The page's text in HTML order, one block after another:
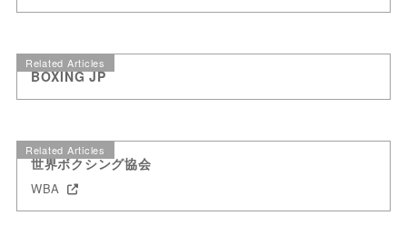
Related Articles
BOXING JP
Related Articles
世界ボクシング協会
WBA